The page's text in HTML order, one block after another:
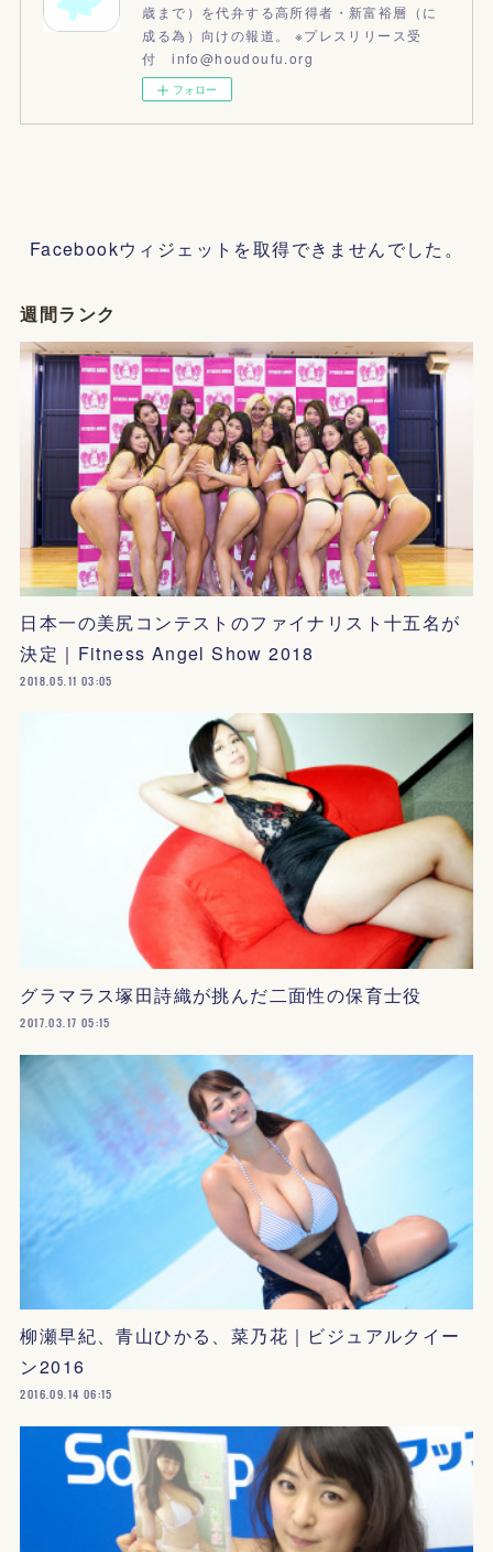
歳まで）を代弁する高所得者・新富裕層（に
成る為）向けの報道。 ※プレスリリース受
付 info@houdoufu.org
フォロー
Facebookウィジェットを取得できませんでした。
週間ランク
日本一の美尻コンテストのファイナリスト十五名が
決定｜Fitness Angel Show 2018
2018.05.11 03:05
グラマラス塚田詩織が挑んだ二面性の保育士役
2017.03.17 05:15
柳瀬早紀、青山ひかる、菜乃花｜ビジュアルクイー
ン2016
2016.09.14 06:15